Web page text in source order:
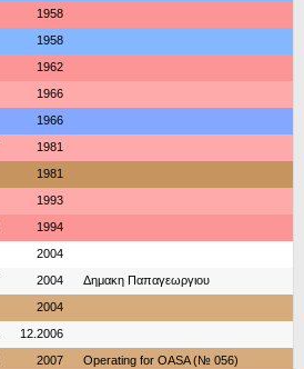
1958
1958
1962
1966
1966
1981
1981
1993
1994
2004
2004 Δημακη Παπαγεωργιου
2004
12.2006
2007 Operating for OASA (№ 056)